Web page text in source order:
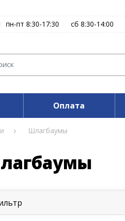
пн-пт 8:30-17:30 сб 8:30-14:00
Оплата
Шлагбаумы